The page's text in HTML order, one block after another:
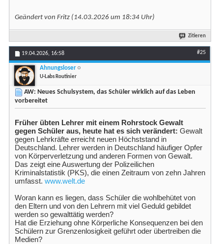
Geändert von Fritz (14.03.2026 um 18:34 Uhr)
Zitieren
19.04.2026, 16:58 #25
Ahnungsloser
U-Labs Routinier
AW: Neues Schulsystem, das Schüler wirklich auf das Leben
vorbereitet
Früher übten Lehrer mit einem Rohrstock Gewalt
gegen Schüler aus, heute hat es sich verändert: Gewalt
gegen Lehrkräfte erreicht neuen Höchststand in
Deutschland. Lehrer werden in Deutschland häufiger Opfer
von Körperverletzung und anderen Formen von Gewalt.
Das zeigt eine Auswertung der Polizeilichen
Kriminalstatistik (PKS), die einen Zeitraum von zehn Jahren
umfasst. www.welt.de
Woran kann es liegen, dass Schüler die wohlbehütet von
den Eltern und von den Lehrern mit viel Geduld gebildet
werden so gewalttätig werden?
Hat die Erziehung ohne Körperliche Konsequenzen bei den
Schülern zur Grenzenlosigkeit geführt oder übertreiben die
Medien?